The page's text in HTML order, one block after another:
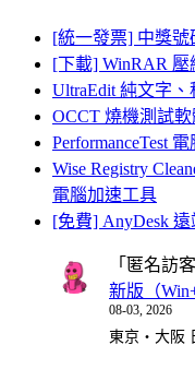
[統一發票] 中獎號
[下載] WinRAR 壓
UltraEdit 純文字
OCCT 燒機測試軟
PerformanceTest
Wise Registry
電腦加速工具
[免費] AnyDesk
「 匿名訪客
新版（
08-03, 2026
東京・大阪